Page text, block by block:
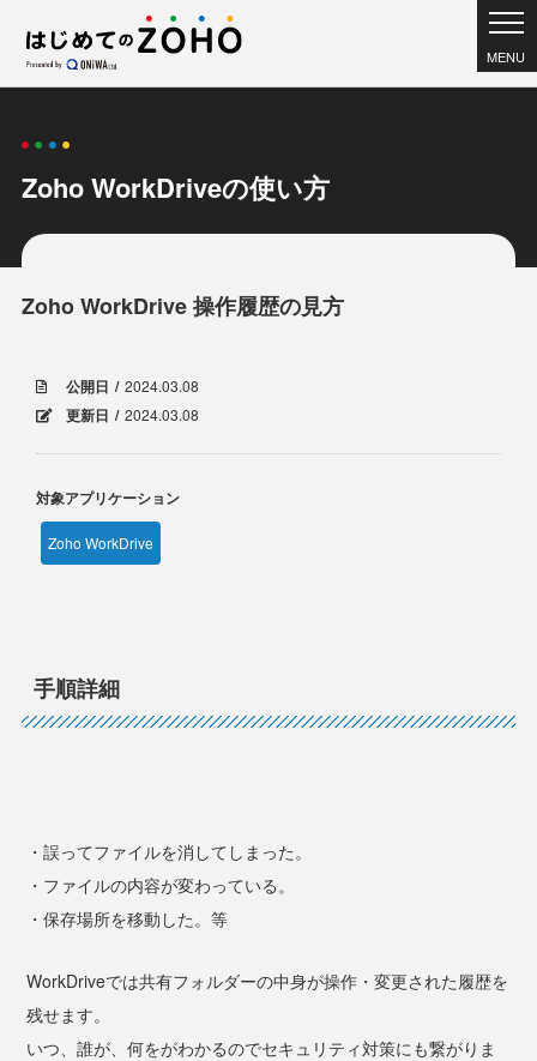
MENU
Zoho WorkDriveの使い方
Zoho WorkDrive 操作履歴の見方
公開日 2024.03.08
更新日 2024.03.08
対象アプリケーション
Zoho WorkDrive
手順詳細
・誤ってファイルを消してしまった。
・ファイルの内容が変わっている。
・保存場所を移動した。等
WorkDriveでは共有フォルダーの中身が操作・変更された履歴を
残せます。
いつ、誰が、何をがわかるのでセキュリティ対策にも繋がりま